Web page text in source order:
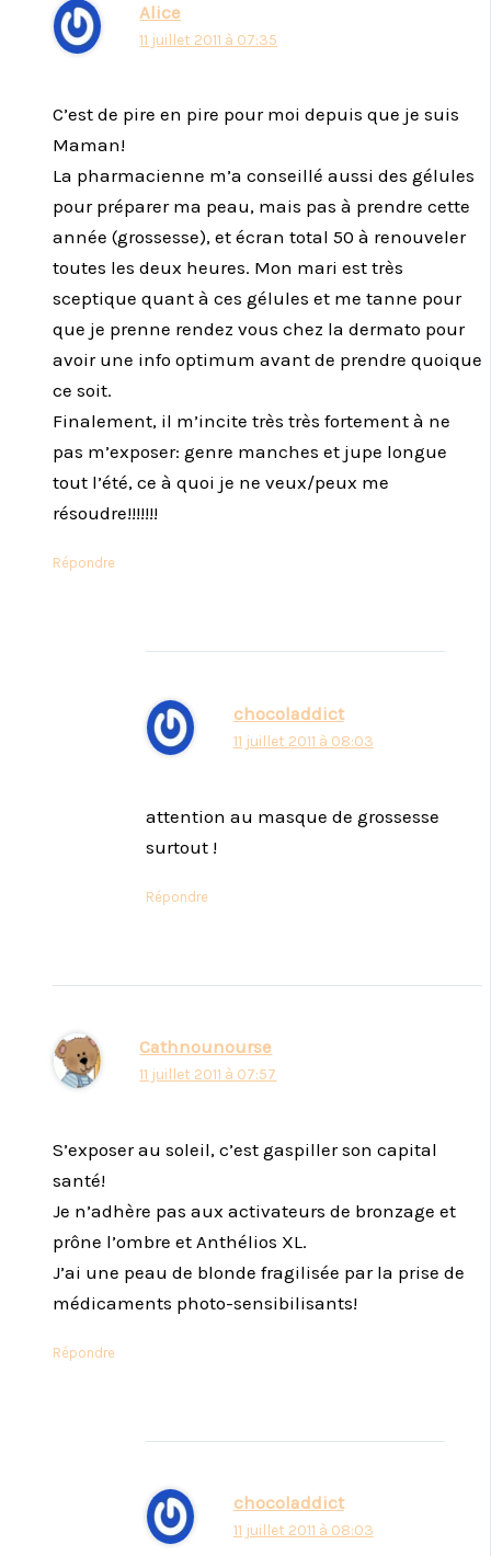
Alice
11 juillet 2011 à 07:35
C’est de pire en pire pour moi depuis que je suis
Maman!
La pharmacienne m’a conseillé aussi des gélules
pour préparer ma peau, mais pas à prendre cette
année (grossesse), et écran total 50 à renouveler
toutes les deux heures. Mon mari est très
sceptique quant à ces gélules et me tanne pour
que je prenne rendez vous chez la dermato pour
avoir une info optimum avant de prendre quoique
ce soit.
Finalement, il m’incite très très fortement à ne
pas m’exposer: genre manches et jupe longue
tout l’été, ce à quoi je ne veux/peux me
résoudre!!!!!!!
Répondre
chocoladdict
11 juillet 2011 à 08:03
attention au masque de grossesse
surtout !
Répondre
Cathnounourse
11 juillet 2011 à 07:57
S’exposer au soleil, c’est gaspiller son capital
santé!
Je n’adhère pas aux activateurs de bronzage et
prône l’ombre et Anthélios XL.
J’ai une peau de blonde fragilisée par la prise de
médicaments photo-sensibilisants!
Répondre
chocoladdict
11 juillet 2011 à 08:03